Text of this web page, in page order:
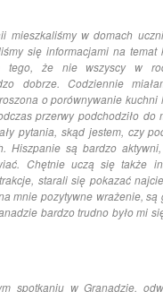
mieszkaliśmy w domach
się informacjami na
tego, że nie wszyscy w
dobrze. Codziennie
o porównywanie
przerwy podchodziło
pytania, skąd jestem, czy
Hiszpanie są bardzo
Chętnie uczą się także
starali się pokazać
mnie pozytywne wrażenie,
bardzo trudno było mi
spotkaniu w Granadzie,